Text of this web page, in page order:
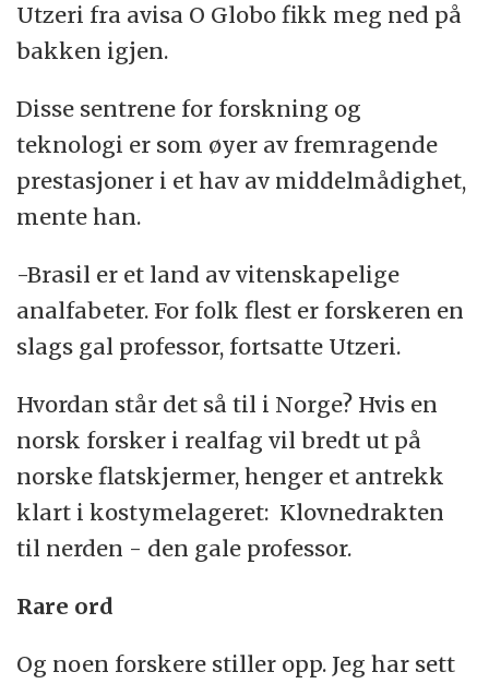
Utzeri fra avisa O Globo fikk meg ned på
bakken igjen.
Disse sentrene for forskning og
teknologi er som øyer av fremragende
prestasjoner i et hav av middelmådighet,
mente han.
-Brasil er et land av vitenskapelige
analfabeter. For folk flest er forskeren en
slags gal professor, fortsatte Utzeri.
Hvordan står det så til i Norge? Hvis en
norsk forsker i realfag vil bredt ut på
norske flatskjermer, henger et antrekk
klart i kostymelageret: Klovnedrakten
til nerden - den gale professor.
Rare ord
Og noen forskere stiller opp. Jeg har sett